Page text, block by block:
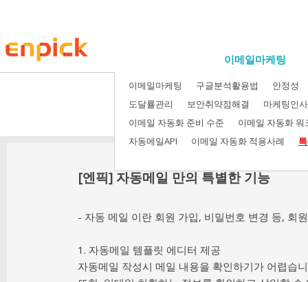
이메일마케팅
이메일마케팅 구글분석활용법
안정성
도달률관리
보안취약점해결
마케팅인
이메일 자동화 준비 수준
이메일 자동화 워
자동메일API
이메일 자동화 적용사례
이메일마
[엔픽] 자동메일 만의 특별한 기능
- 자동 메일 이란 회원 가입, 비밀번호 변경 등, 회
1. 자동메일 템플릿 에디터 제공
자동메일 작성시 메일 내용을 확인하기가 어렵습